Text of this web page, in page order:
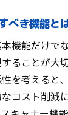
できるコピー
の迅速対応サ
充実のコピー
べき機能と
機能だけで
ることが大
を考えると
コスト削減